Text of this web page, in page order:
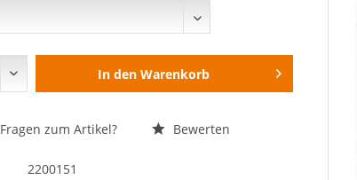
In den Warenkorb
Fragen zum Artikel? Bewerten
2200151